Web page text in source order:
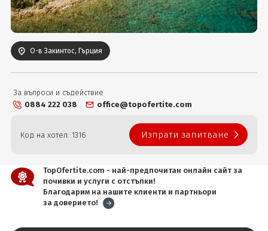
Вход
О-в Закинтос, Гърция
За въпроси и съдействие
0884 222 038
office@topofertite.com
Код на хотел: 1316 Изпрати запитване
TopOfertite.com - най-предпочитан онлайн сайт за
почивки и услуги с отстъпки!
Благодарим на нашите клиенти и партньори
за доверието!